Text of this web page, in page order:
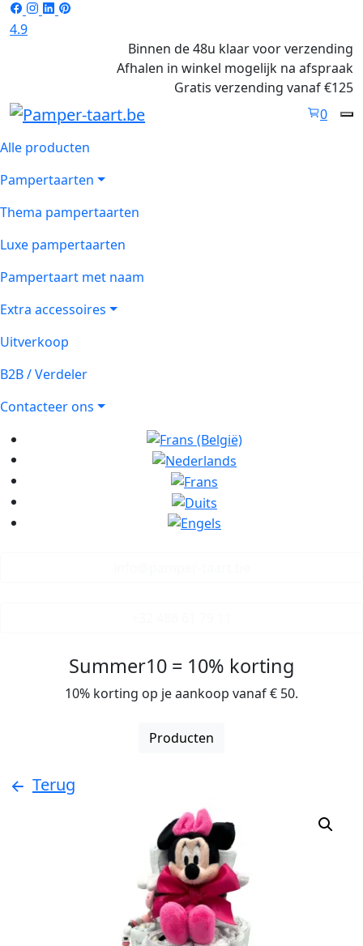
4.9
Binnen de 48u klaar voor verzending
Afhalen in winkel mogelijk na afspraak
Gratis verzending vanaf €125
0
Alle producten
Pampertaarten
Thema pampertaarten
Luxe pampertaarten
Pampertaart met naam
Extra accessoires
Uitverkoop
B2B / Verdeler
Contacteer ons
Summer10 = 10% korting
10% korting op je aankoop vanaf € 50.
Producten
Terug